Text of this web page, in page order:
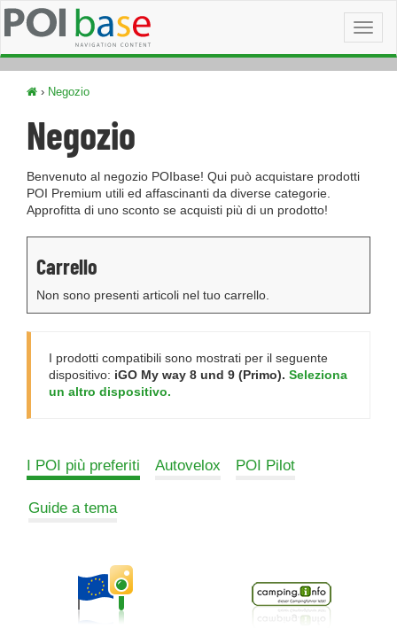
› Negozio
Negozio
Benvenuto al negozio POIbase! Qui può acquistare prodotti
POI Premium utili ed affascinanti da diverse categorie.
Approfitta di uno sconto se acquisti più di un prodotto!
Carrello
Non sono presenti articoli nel tuo carrello.
I prodotti compatibili sono mostrati per il seguente
dispositivo: iGO My way 8 und 9 (Primo). Seleziona
un altro dispositivo.
I POI più preferiti Autovelox POI Pilot
Guide a tema